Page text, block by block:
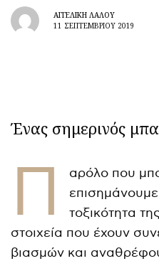
ΑΓΓΕΛΙΚΉ ΛΆΛΟΥ
11 ΣΕΠΤΕΜΒΡΊΟΥ 2019
Ένας σημερινός
Π
αρόλο που
επισημάνουμε
τοξικότητα
στοιχεία που έχουν
βιασμών και